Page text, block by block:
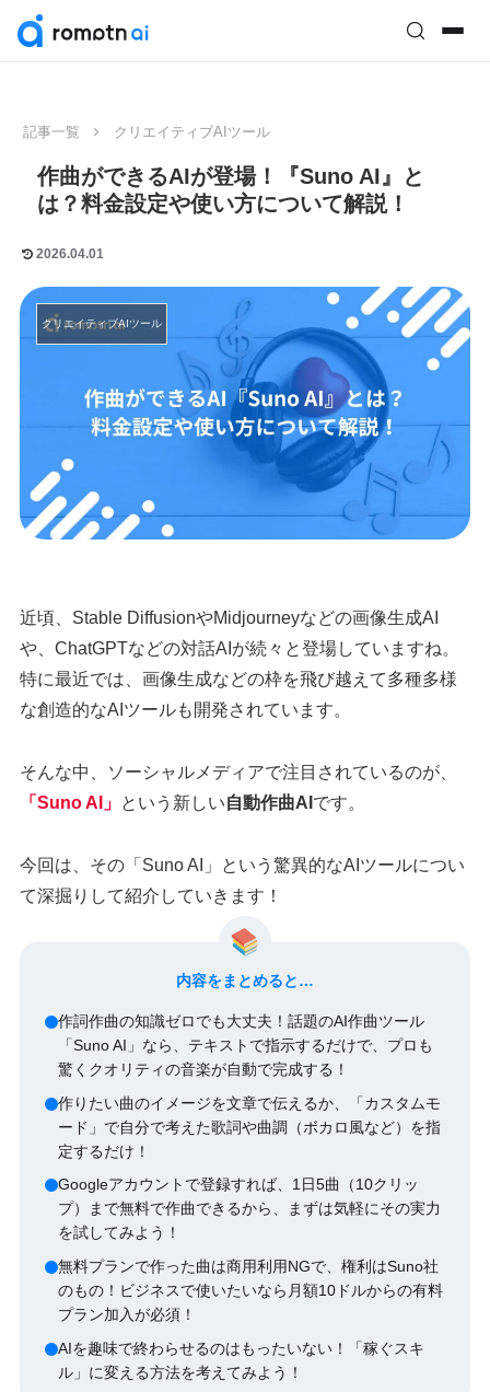
記事一覧 クリエイティブAIツール
作曲ができるAIが登場！『Suno AI』と
は？料金設定や使い方について解説！
2026.04.01
クリエイティブAIツール
近頃、Stable DiffusionやMidjourneyなどの画像生成AI
や、ChatGPTなどの対話AIが続々と登場していますね。
特に最近では、画像生成などの枠を飛び越えて多種多様
な創造的なAIツールも開発されています。
そんな中、ソーシャルメディアで注目されているのが、
「Suno AI」 という新しい自動作曲AI です。
今回は、その「Suno AI」という驚異的なAIツールについ
て深掘りして紹介していきます！
内容をまとめると…
作詞作曲の知識ゼロでも大丈夫！話題のAI作曲ツール
「Suno AI」なら、テキストで指示するだけで、プロも
驚くクオリティの音楽が自動で完成する！
作りたい曲のイメージを文章で伝えるか、「カスタムモ
ード」で自分で考えた歌詞や曲調（ボカロ風など）を指
定するだけ！
Googleアカウントで登録すれば、1日5曲（10クリッ
プ）まで無料で作曲できるから、まずは気軽にその実力
を試してみよう！
無料プランで作った曲は商用利用NGで、権利はSuno社
のもの！ビジネスで使いたいなら月額10ドルからの有料
プラン加入が必須！
AIを趣味で終わらせるのはもったいない！「稼ぐスキ
ル」に変える方法を考えてみよう！